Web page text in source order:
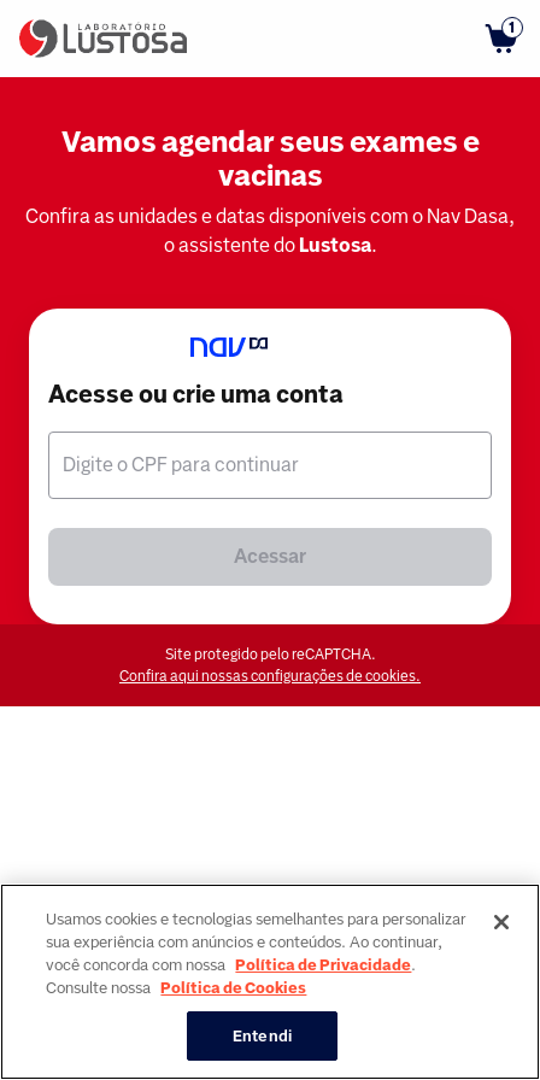
1
Vamos agendar seus exames e
vacinas
Confira as unidades e datas disponíveis com o Nav Dasa,
o assistente do Lustosa.
Acesse ou crie uma conta
Digite o CPF para continuar
Acessar
Site protegido pelo reCAPTCHA.
Confira aqui nossas configurações de cookies.
Usamos cookies e tecnologias semelhantes para personalizar
sua experiência com anúncios e conteúdos. Ao continuar,
você concorda com nossa Política de Privacidade.
Consulte nossa Política de Cookies
Entendi